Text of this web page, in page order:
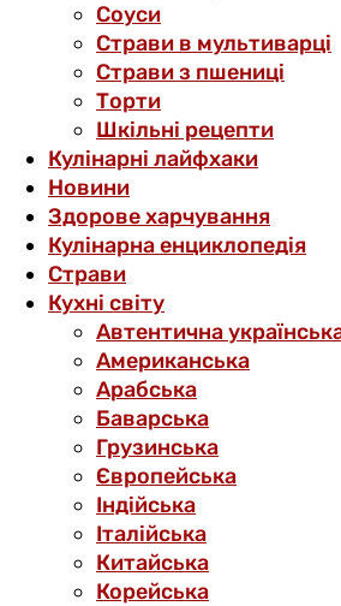
Соуси
Страви в мультиварці
Страви з пшениці
Торти
Шкільні рецепти
Кулінарні лайфхаки
Новини
Здорове харчування
Кулінарна енциклопедія
Страви
Кухні світу
Автентична
Американська
Арабська
Баварська
Грузинська
Європейська
Індійська
Італійська
Китайська
Корейська